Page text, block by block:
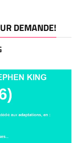
DEMANDE!